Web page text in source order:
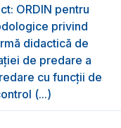
ORDIN pentru
privind
didactică de
de predare a
cu funcții de
(...)